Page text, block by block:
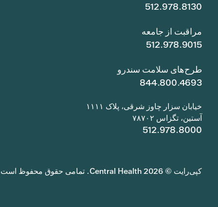
512.978.8130
مراقبت از جامعه
512.978.9015
طرح‌های سلامت سندرو
844.800.4693
خیابان سزار چاوز شرقی، پلاک ۱۱۱۱
آستین، تگزاس ۷۸۷۰۲
512.978.8000
کپی‌رایت © 2026 Central Health. تمامی حقوق محفوظ است.